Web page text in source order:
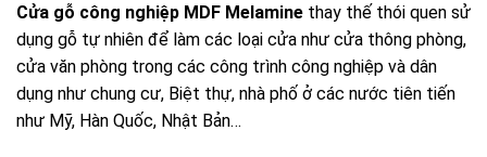
Cửa gỗ công nghiệp MDF Melamine thay thế thói quen sử
dụng gỗ tự nhiên để làm các loại cửa như cửa thông phòng,
cửa văn phòng trong các công trình công nghiệp và dân
dụng như chung cư, Biệt thự, nhà phố ở các nước tiên tiến
như Mỹ, Hàn Quốc, Nhật Bản…